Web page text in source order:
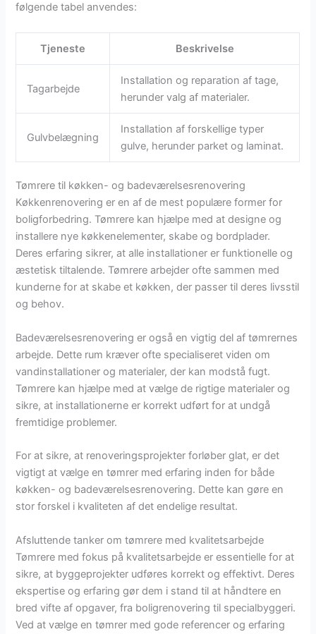
følgende tabel anvendes:
Tjeneste Beskrivelse
Tagarbejde
Installation og reparation af tage,
herunder valg af materialer.
Gulvbelægning
Installation af forskellige typer
gulve, herunder parket og laminat.
Tømrere til køkken- og badeværelsesrenovering
Køkkenrenovering er en af de mest populære former for
boligforbedring. Tømrere kan hjælpe med at designe og
installere nye køkkenelementer, skabe og bordplader.
Deres erfaring sikrer, at alle installationer er funktionelle og
æstetisk tiltalende. Tømrere arbejder ofte sammen med
kunderne for at skabe et køkken, der passer til deres livsstil
og behov.
Badeværelsesrenovering er også en vigtig del af tømrernes
arbejde. Dette rum kræver ofte specialiseret viden om
vandinstallationer og materialer, der kan modstå fugt.
Tømrere kan hjælpe med at vælge de rigtige materialer og
sikre, at installationerne er korrekt udført for at undgå
fremtidige problemer.
For at sikre, at renoveringsprojekter forløber glat, er det
vigtigt at vælge en tømrer med erfaring inden for både
køkken- og badeværelsesrenovering. Dette kan gøre en
stor forskel i kvaliteten af det endelige resultat.
Afsluttende tanker om tømrere med kvalitetsarbejde
Tømrere med fokus på kvalitetsarbejde er essentielle for at
sikre, at byggeprojekter udføres korrekt og effektivt. Deres
ekspertise og erfaring gør dem i stand til at håndtere en
bred vifte af opgaver, fra boligrenovering til specialbyggeri.
Ved at vælge en tømrer med gode referencer og erfaring